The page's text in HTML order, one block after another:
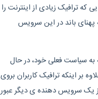
ترافیک زیادی از اینترنت را
پهنای باند در این سرویس
به سیاست فعلی خود، در حال
اینکه ترافیک کاربران بروی
یک سرویس دهنده ی دیگر عبور